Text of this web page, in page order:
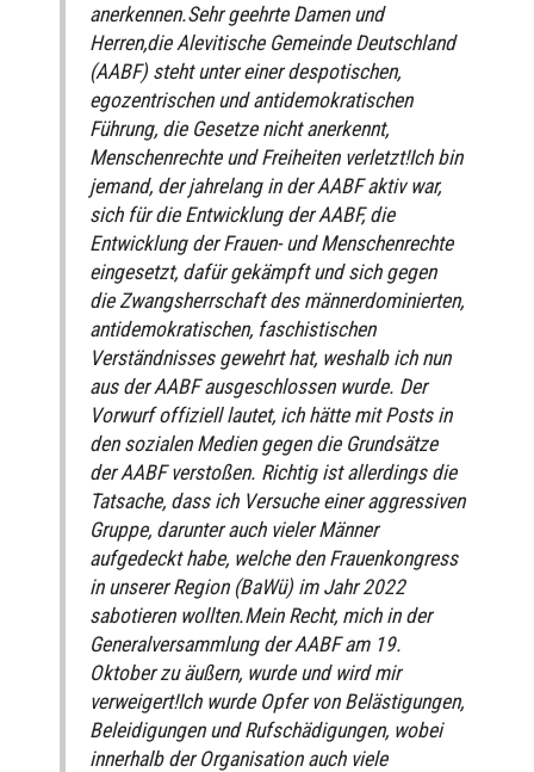
anerkennen.Sehr geehrte Damen und
Herren,die Alevitische Gemeinde Deutschland
(AABF) steht unter einer despotischen,
egozentrischen und antidemokratischen
Führung, die Gesetze nicht anerkennt,
Menschenrechte und Freiheiten verletzt!Ich bin
jemand, der jahrelang in der AABF aktiv war,
sich für die Entwicklung der AABF, die
Entwicklung der Frauen- und Menschenrechte
eingesetzt, dafür gekämpft und sich gegen
die Zwangsherrschaft des männerdominierten,
antidemokratischen, faschistischen
Verständnisses gewehrt hat, weshalb ich nun
aus der AABF ausgeschlossen wurde. Der
Vorwurf offiziell lautet, ich hätte mit Posts in
den sozialen Medien gegen die Grundsätze
der AABF verstoßen. Richtig ist allerdings die
Tatsache, dass ich Versuche einer aggressiven
Gruppe, darunter auch vieler Männer
aufgedeckt habe, welche den Frauenkongress
in unserer Region (BaWü) im Jahr 2022
sabotieren wollten.Mein Recht, mich in der
Generalversammlung der AABF am 19.
Oktober zu äußern, wurde und wird mir
verweigert!Ich wurde Opfer von Belästigungen,
Beleidigungen und Rufschädigungen, wobei
innerhalb der Organisation auch viele